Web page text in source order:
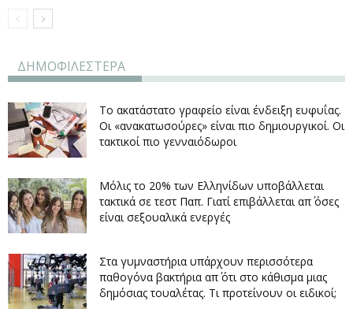
ΔΗΜΟΦΙΛΕΣΤΕΡΑ
Το ακατάστατο γραφείο είναι ένδειξη ευφυΐας.
Οι «ανακατωσούρες» είναι πιο δημιουργικοί. Οι
τακτικοί πιο γενναιόδωροι
Μόλις το 20% των Ελληνίδων υποβάλλεται
τακτικά σε τεστ Παπ. Γιατί επιβάλλεται απ΄ όσες
είναι σεξουαλικά ενεργές
Στα γυμναστήρια υπάρχουν περισσότερα
παθογόνα βακτήρια απ΄ ότι στο κάθισμα μιας
δημόσιας τουαλέτας. Τι προτείνουν οι ειδικοί;